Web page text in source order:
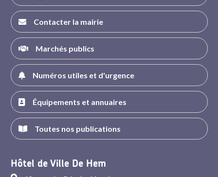
Contacter la mairie
Marchés publics
Numéros utiles et d'urgence
Équipements et annuaires
Toutes nos publications
Hôtel de Ville De Hem